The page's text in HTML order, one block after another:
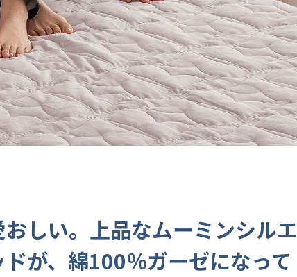
しい。上品なムーミンシルエ
が、綿100％ガーゼになって